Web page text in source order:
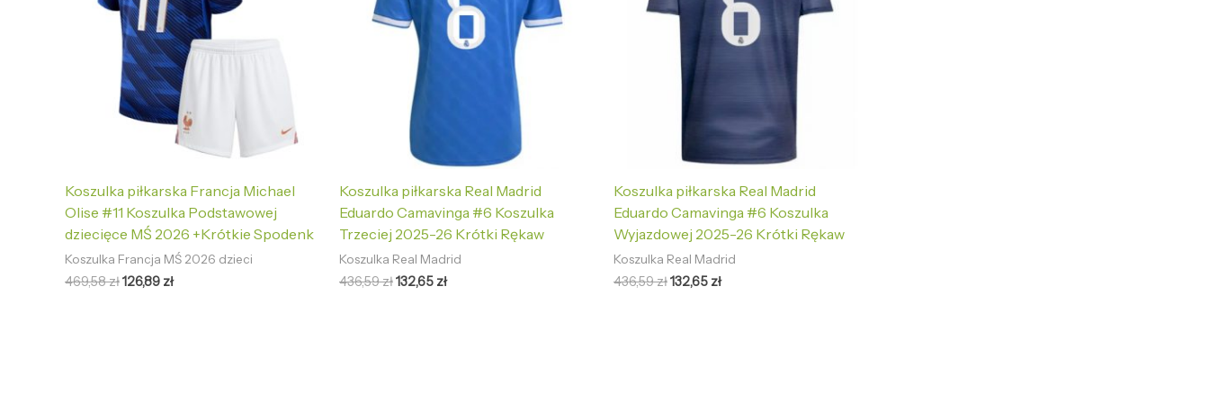
Koszulka piłkarska Francja Michael
Olise #11 Koszulka Podstawowej
dziecięce MŚ 2026 +Krótkie Spodenk
Koszulka Francja MŚ 2026 dzieci
469,58zł126,89 zł
Koszulka piłkarska Real Madrid
Eduardo Camavinga #6 Koszulka
Trzeciej 2025-26 Krótki Rękaw
Koszulka Real Madrid
436,59zł132,65 zł
Koszulka piłkarska Real Madrid
Eduardo Camavinga #6 Koszulka
Wyjazdowej 2025-26 Krótki Rękaw
Koszulka Real Madrid
436,59zł132,65 zł